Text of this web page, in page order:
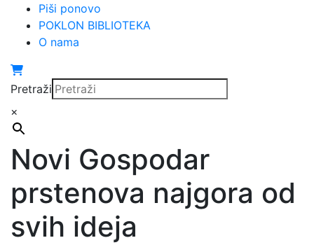
Piši ponovo
POKLON BIBLIOTEKA
O nama
Pretraži
×
Novi Gospodar
prstenova najgora od
svih ideja